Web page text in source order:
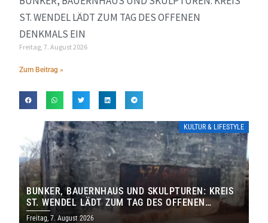
ST. WENDEL LÄDT ZUM TAG DES OFFENEN
DENKMALS EIN
Freitag, 7. August 2026
Zum Beitrag »
KULTUR & LIFESTYLE
BUNKER, BAUERNHAUS UND SKULPTUREN: KREIS
ST. WENDEL LÄDT ZUM TAG DES OFFENEN
DENKMALS EIN
Freitag, 7. August 2026